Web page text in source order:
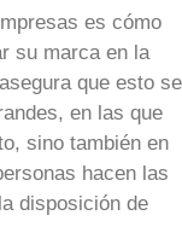
es cómo
su marca en la
que esto se
en las que
sino también en
hacen las
disposición de